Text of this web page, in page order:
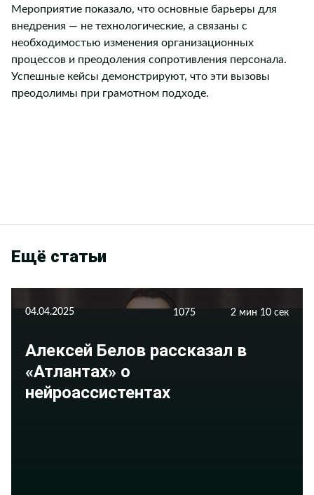
Мероприятие показало, что основные барьеры для
внедрения — не технологические, а связаны с
необходимостью изменения организационных
процессов и преодоления сопротивления персонала.
Успешные кейсы демонстрируют, что эти вызовы
преодолимы при грамотном подходе.
Ещё статьи
04.04.2025 1075 2 мин 10 сек
Алексей Белов рассказал в
«Атлантах» о
нейроассистентах